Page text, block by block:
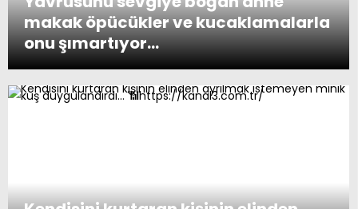
makak öpücükler ve kucaklamalarla
onu şımartıyor…